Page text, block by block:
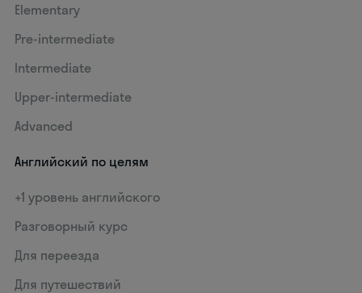
Elementary
Pre-intermediate
Intermediate
Upper-intermediate
Advanced
Английский по целям
+1 уровень английского
Разговорный курс
Для переезда
Для путешествий